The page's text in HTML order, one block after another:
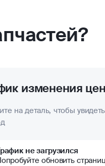
изменения
на деталь, чтобы
не загрузился
обновить